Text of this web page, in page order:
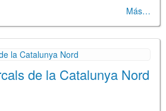
Más
de la Catalunya Nord